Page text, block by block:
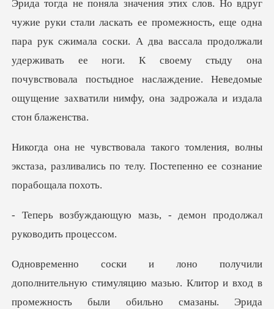
пара рук сжимала соски. А два вассала продолжали
удерживать ее ноги. К своему стыду она
почувствова
ия, волны
экстаза, разливались по телу.
мазь, - демон продолжа
Клитор и вход в
промежность были обильно смазаны. Эрида